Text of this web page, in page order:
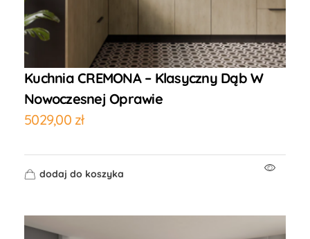
Kuchnia CREMONA – Klasyczny Dąb W
Nowoczesnej Oprawie
5029,00 zł
dodaj do koszyka